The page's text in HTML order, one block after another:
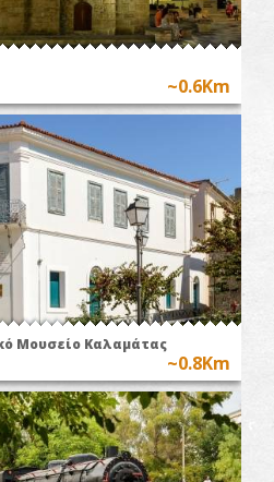
~0.6Km
Μουσείο Καλαμάτας
~0.8Km